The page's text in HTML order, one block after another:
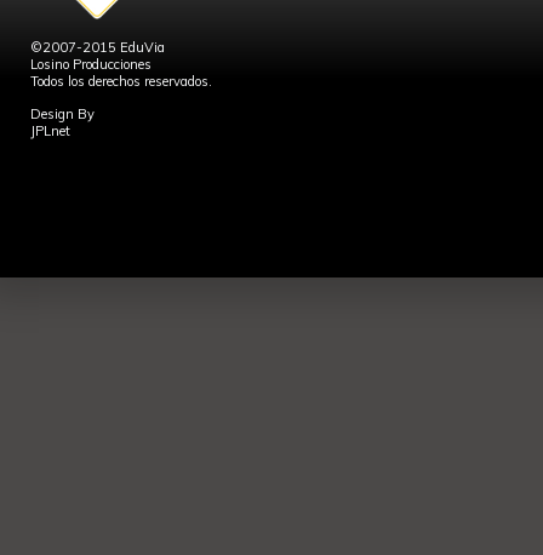
©2007-2015 EduVia
Losino Producciones
Todos los derechos reservados.
Design By
JPLnet